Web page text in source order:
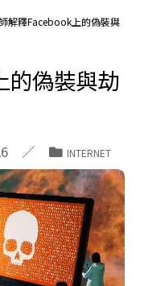
解釋Facebook上的偽裝與
的偽裝與劫
INTERNET